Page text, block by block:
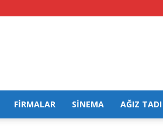
FİRMALAR SİNEMA AĞIZ TADI